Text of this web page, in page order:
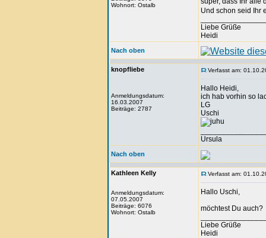
Wohnort: Ostalb
Und schon seid Ihr
Liebe Grüße
Heidi
Nach oben
knopfliebe
Anmeldungsdatum:
16.03.2007
Beiträge: 2787
Verfasst am:
Hallo Heidi,
ich hab vorhin so
LG
Uschi
Ursula
Nach oben
Kathleen Kelly
Anmeldungsdatum:
07.05.2007
Beiträge: 6076
Wohnort: Ostalb
Verfasst am:
Hallo Uschi,
möchtest Du auch?
Liebe Grüße
Heidi